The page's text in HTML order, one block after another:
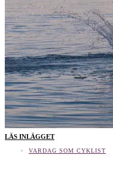
LÄS INLÄGGET
VARDAG SOM CYKLIST